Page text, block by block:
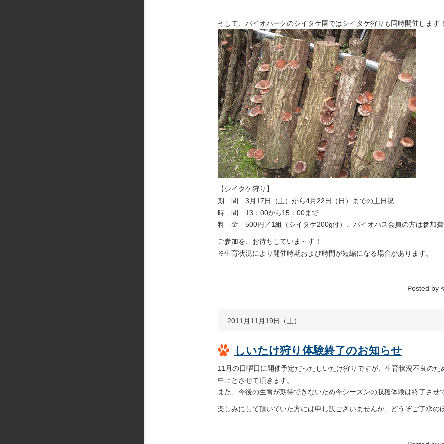
そして、バイオパークのシイタケ園ではシイタケ狩りも同時開催します
【シイタケ狩り】
期 間 3月17日（土）から4月22日（日）までの土日祝
時 間 13：00から15：00まで
料 金 500円／1組（シイタケ200g付）、バイオパス会員の方は参加
ご参加を、お待ちしていま～す！
※生育状況により開催時期および時間が短縮になる場合があります。
Posted by
2011月11月19日（土）
しいたけ狩り体験終了のお知らせ
11月の日曜日に開催予定だったしいたけ狩りですが、生育状況不良の
中止とさせて頂きます。
また、今後の生育が期待できないため今シーズンの収穫体験は終了させ
楽しみにして頂いていた方には申し訳ございませんが、どうぞご了承の